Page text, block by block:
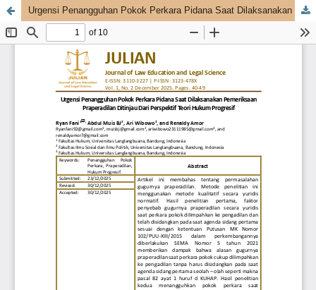
Urgensi Penangguhan Pokok Perkara Pidana Saat Dilaksanakan Pemeriksaan Praperadilan Ditinjau Dari Perspektif Teori Hukum Progresif